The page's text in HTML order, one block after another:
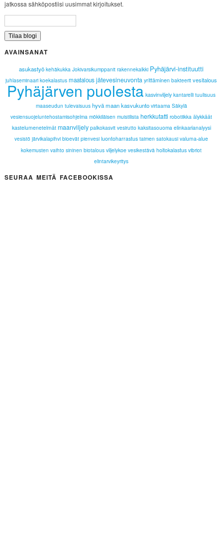
jatkossa sähköpostiisi uusimmat kirjoitukset.
AVAINSANAT
asukastyö kehäkukka Jokivarsikumppanit rakennekalkki Pyhäjärvi-instituutti
juhlaseminaari koekalastus maatalous jätevesineuvonta yrittäminen bakteerit vesitalous
Pyhäjärven puolesta kasvinviljely kantarelli tuulisuus
maaseudun tulevaisuus hyvä maan kasvukunto virtaama Säkylä
vesiensuojeluntehostamisohjelma mökkiläisen muistilista herkkutatti robotiikka älykkäät
kastelumenetelmät maanviljely palkokasvit vesirutto kaksitasouoma elinkaarianalyysi
vesistö järvikalapihvi bioevät pienvesi luontoharrastus taimen satokausi valuma-alue
kokemusten vaihto sininen biotalous viljelykoe vesikestävä hoitokalastus vibriot
elintarvikeyritys
SEURAA MEITÄ FACEBOOKISSA